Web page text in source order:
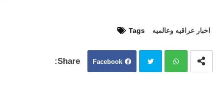
Tags اخبار عراقيه وعالميه
Facebook